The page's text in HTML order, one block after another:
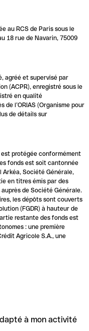
au RCS de Paris sous le
18 rue de Navarin, 75009
agréé et supervisé par
(ACPR), enregistré sous le
en qualité
de l’ORIAS (Organisme pour
de détails sur
protégée conformément
fonds est soit cantonnée
Arkéa, Société Générale,
en titres émis par des
de Société Générale.
les dépôts sont couverts
(FGDR) à hauteur de
restante des fonds est
: une première
Agricole S.A., une
à mon activité